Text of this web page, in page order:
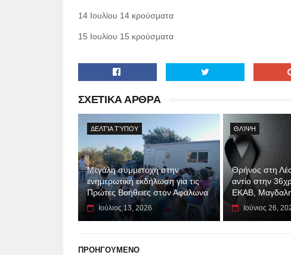
14 Ιουλίου 14 κρούσματα
15 Ιουλίου 15 κρούσματα
ΣΧΕΤΙΚΑ ΑΡΘΡΑ
ΔΕΛΤΊΑ ΤΎΠΟΥ
Μεγάλη συμμετοχή στην
ενημερωτική εκδήλωση για τις
Πρώτες Βοήθειες στον Αφάλωνα
Ιούλιος 13, 2026
ΘΛΊΨΗ
Θρήνος στη
αντίο στην
ΕΚΑΒ,
Ιούνιος 26,
ΠΡΟΗΓΟΥΜΕΝΟ